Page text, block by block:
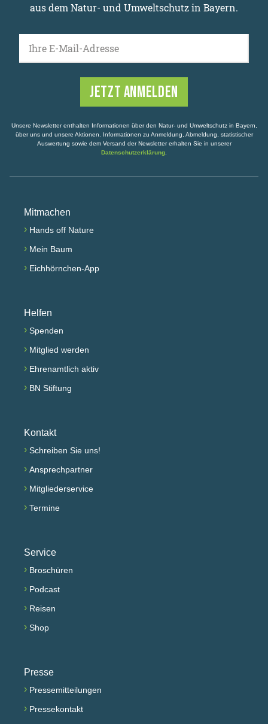
aus dem Natur- und Umweltschutz in Bayern.
Ihre E-Mail-Adresse
Unsere Newsletter enthalten Informationen über den Natur- und Umweltschutz in Bayern,
über uns und unsere Aktionen. Informationen zu Anmeldung, Abmeldung, statistischer
Auswertung sowie dem Versand der Newsletter erhalten Sie in unserer
Datenschutzerklärung
Mitmachen
› Hands off Nature
› Mein Baum
› Eichhörnchen-App
Helfen
› Spenden
› Mitglied werden
› Ehrenamtlich aktiv
› BN Stiftung
Kontakt
› Schreiben Sie uns!
› Ansprechpartner
› Mitgliederservice
› Termine
Service
› Broschüren
› Podcast
› Reisen
› Shop
Presse
› Pressemitteilungen
› Pressekontakt